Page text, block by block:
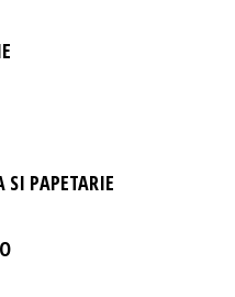
SI PAPETARIE